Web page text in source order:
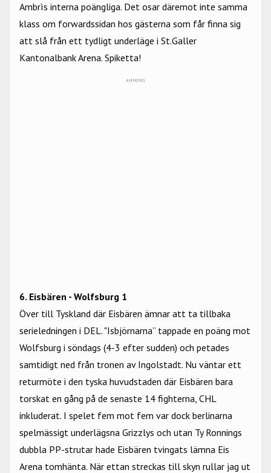
Ambrìs interna poängliga. Det osar däremot inte samma
klass om forwardssidan hos gästerna som får finna sig
att slå från ett tydligt underläge i St.Galler
Kantonalbank Arena. Spiketta!
ANNONS
6. Eisbären - Wolfsburg 1
Över till Tyskland där Eisbären ämnar att ta tillbaka
serieledningen i DEL. "Isbjörnarna” tappade en poäng mot
Wolfsburg i söndags (4-3 efter sudden) och petades
samtidigt ned från tronen av Ingolstadt. Nu väntar ett
returmöte i den tyska huvudstaden där Eisbären bara
torskat en gång på de senaste 14 fighterna, CHL
inkluderat. I spelet fem mot fem var dock berlinarna
spelmässigt underlägsna Grizzlys och utan Ty Ronnings
dubbla PP-strutar hade Eisbären tvingats lämna Eis
Arena tomhänta. När ettan streckas till skyn rullar jag ut